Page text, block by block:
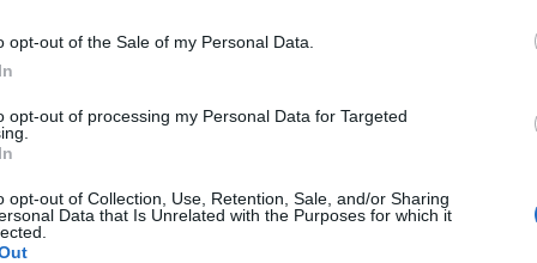
opt-out of the Sale of my Personal Data.
opt-out of processing my Personal Data for Targeted
opt-out of Collection, Use, Retention, Sale, and/or Sharing
Data that Is Unrelated with the Purposes for which it
přírodní rezervaci v
v jejíž blízkosti se rozšířila
níž panuje podezření, že
na sdělení
nevládní organizace